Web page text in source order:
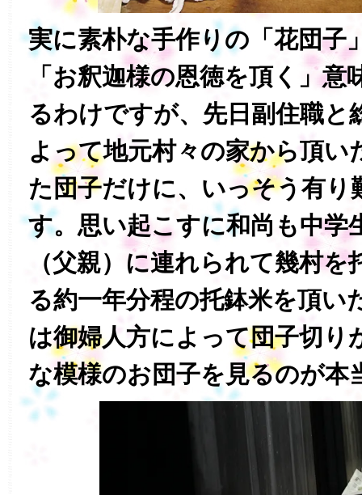
実に素朴な手作りの「花団子
「お釈迦様の恩徳を頂く」
るわけですが、先日副住職と
よって地元村々の家から頂い
た団子だけに、いっそう有り
す。思い起こすに和尚も中学
（父親）に連れられて幾村
る約一年分程の托鉢米を頂い
は御婦人方によって団子切り
な模様のお団子を見るのが本